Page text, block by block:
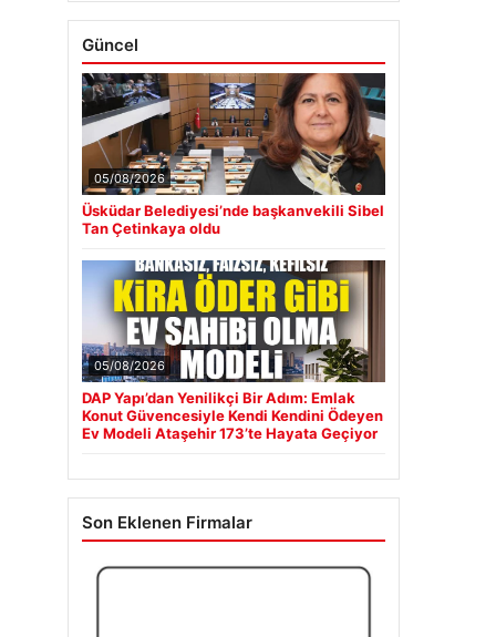
Güncel
05/08/2026
Üsküdar Belediyesi’nde başkanvekili Sibel
Tan Çetinkaya oldu
05/08/2026
DAP Yapı’dan Yenilikçi Bir Adım: Emlak
Konut Güvencesiyle Kendi Kendini Ödeyen
Ev Modeli Ataşehir 173’te Hayata Geçiyor
Son Eklenen Firmalar